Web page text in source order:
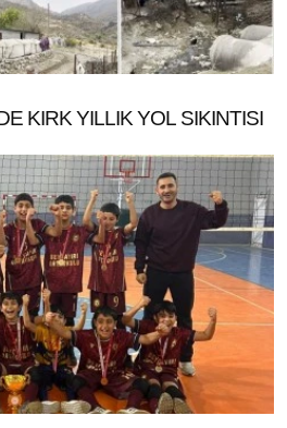
KIRK YILLIK YOL SIKINTISI